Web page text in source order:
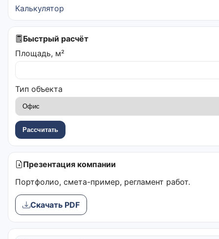
Калькулятор
Быстрый расчёт
Площадь, м²
Тип объекта
Рассчитать
Презентация компании
Портфолио, смета-пример, регламент работ.
Скачать PDF